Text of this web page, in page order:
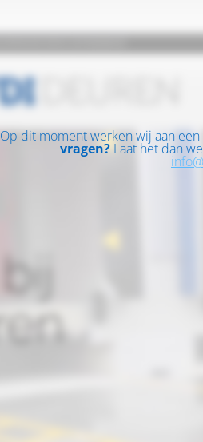
Op dit moment werken wij aan
vragen? Laat het dan